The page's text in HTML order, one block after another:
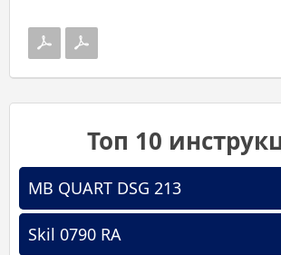
Топ 10
MB QUART DSG 213
Skil 0790 RA